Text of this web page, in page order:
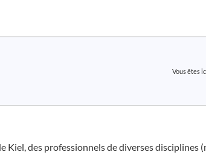
Vous êtes
Kiel, des professionnels de diverses